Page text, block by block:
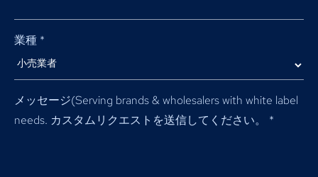
業種 *
メッセージ(Serving brands & wholesalers with white label
needs. カスタムリクエストを送信してください。 *